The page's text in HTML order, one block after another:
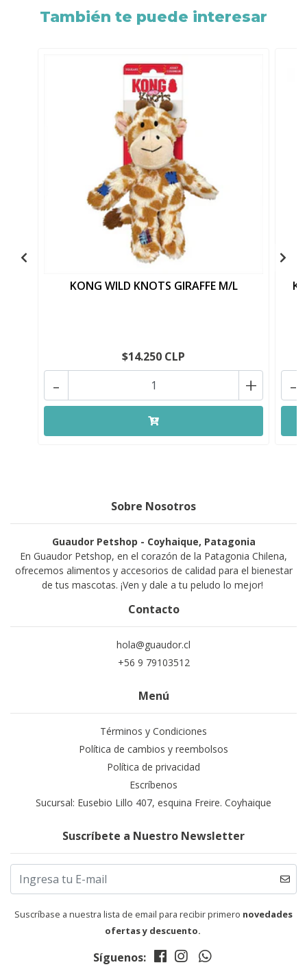
También te puede interesar
KONG WILD KNOTS GIRAFFE M/L
$14.250 CLP
+
- -
Sobre Nosotros
Guaudor Petshop - Coyhaique, Patagonia
En Guaudor Petshop, en el corazón de la Patagonia Chilena,
ofrecemos alimentos y accesorios de calidad para el bienestar
de tus mascotas. ¡Ven y dale a tu peludo lo mejor!
Contacto
hola@guaudor.cl
+56 9 79103512
Menú
Términos y Condiciones
Política de cambios y reembolsos
Política de privacidad
Escríbenos
Sucursal: Eusebio Lillo 407, esquina Freire. Coyhaique
Suscríbete a Nuestro Newsletter
Suscríbase a nuestra lista de email para recibir primero novedades
ofertas y descuento.
Síguenos: